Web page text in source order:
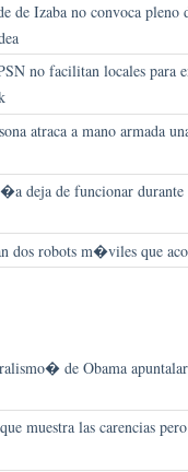
de Izaba no convoca pleno
no facilitan locales para
atraca a mano armada
deja de funcionar durante
dos robots m�viles que
de Obama
muestra las carencias